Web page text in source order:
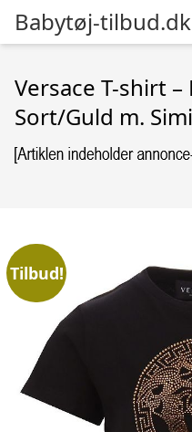
Babytøj-tilbud.dk
Versace T-shirt
Sort/Guld m.
Tilbud!